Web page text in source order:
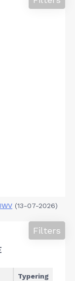
(13-07-2026)
Filters